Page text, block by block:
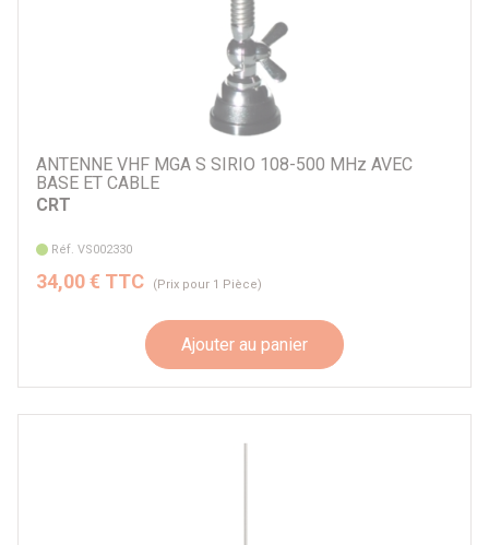
ANTENNE VHF MGA S SIRIO 108-500 MHz AVEC
BASE ET CABLE
CRT
Réf. VS002330
34,00 € TTC (Prix pour 1 Pièce)
Ajouter au panier